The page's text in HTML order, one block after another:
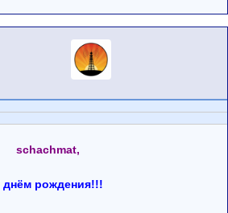
schachmat,
днём рождения!!!